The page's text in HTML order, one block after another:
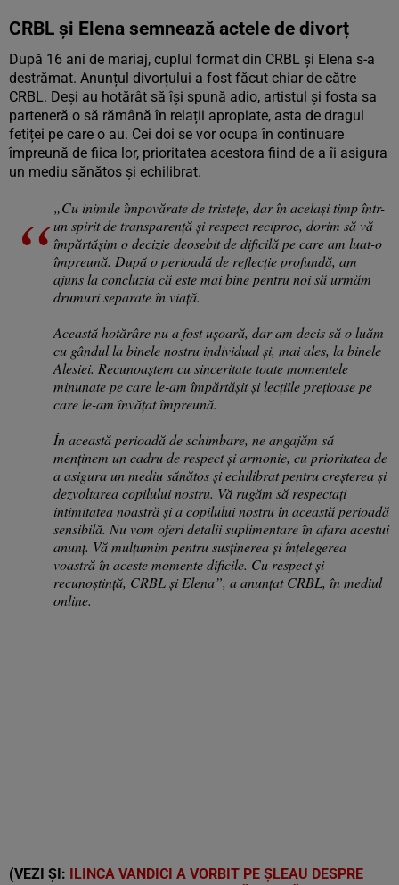
CRBL și Elena semnează actele de divorț
După 16 ani de mariaj, cuplul format din CRBL și Elena s-a
destrămat. Anunțul divorțului a fost făcut chiar de către
CRBL. Deși au hotărât să își spună adio, artistul și fosta sa
parteneră o să rămână în relații apropiate, asta de dragul
fetiței pe care o au. Cei doi se vor ocupa în continuare
împreună de fiica lor, prioritatea acestora fiind de a îi asigura
un mediu sănătos și echilibrat.
„Cu inimile împovărate de tristețe, dar în același timp într-
un spirit de transparență și respect reciproc, dorim să vă
împărtășim o decizie deosebit de dificilă pe care am luat-o
împreună. După o perioadă de reflecție profundă, am
ajuns la concluzia că este mai bine pentru noi să urmăm
drumuri separate în viață.
Această hotărâre nu a fost ușoară, dar am decis să o luăm
cu gândul la binele nostru individual și, mai ales, la binele
Alesiei. Recunoaștem cu sinceritate toate momentele
minunate pe care le-am împărtășit și lecțiile prețioase pe
care le-am învățat împreună.
În această perioadă de schimbare, ne angajăm să
menținem un cadru de respect și armonie, cu prioritatea de
a asigura un mediu sănătos și echilibrat pentru creșterea și
dezvoltarea copilului nostru. Vă rugăm să respectați
intimitatea noastră și a copilului nostru în această perioadă
sensibilă. Nu vom oferi detalii suplimentare în afara acestui
anunț. Vă mulțumim pentru susținerea și înțelegerea
voastră în aceste momente dificile. Cu respect și
recunoștință, CRBL și Elena”, a anunțat CRBL, în mediul
online.
(VEZI ȘI: ILINCA VANDICI A VORBIT PE ȘLEAU DESPRE